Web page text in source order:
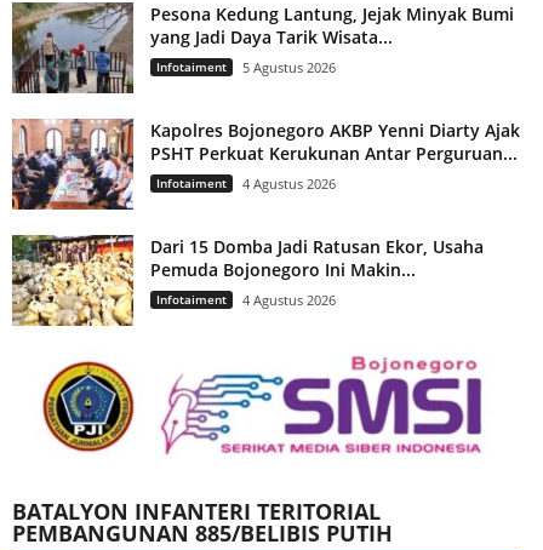
Pesona Kedung Lantung, Jejak Minyak Bumi
yang Jadi Daya Tarik Wisata...
Infotaiment 5 Agustus 2026
Kapolres Bojonegoro AKBP Yenni Diarty Ajak
PSHT Perkuat Kerukunan Antar Perguruan...
Infotaiment 4 Agustus 2026
Dari 15 Domba Jadi Ratusan Ekor, Usaha
Pemuda Bojonegoro Ini Makin...
Infotaiment 4 Agustus 2026
BATALYON INFANTERI TERITORIAL
PEMBANGUNAN 885/BELIBIS PUTIH